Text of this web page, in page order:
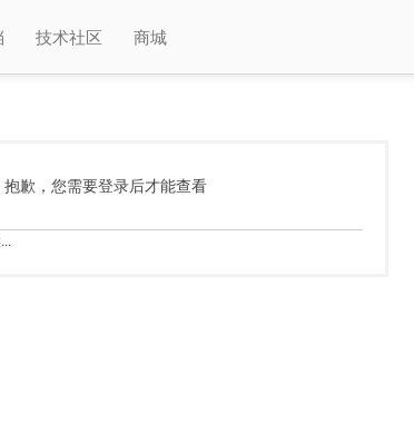
技术社区 商城
抱歉，您需要登录后才能查看